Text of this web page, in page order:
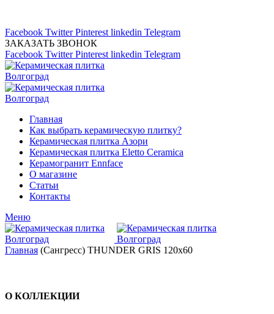
Facebook Twitter Pinterest linkedin Telegram
ЗАКАЗАТЬ ЗВОНОК
Facebook Twitter Pinterest linkedin Telegram
Главная
Как выбрать керамическую плитку?
Керамическая плитка Азори
Керамическая плитка Eletto Ceramica
Керамогранит Ennface
О магазине
Статьи
Контакты
Меню
Главная (Сангресс) THUNDER GRIS 120x60
О КОЛЛЕКЦИИ